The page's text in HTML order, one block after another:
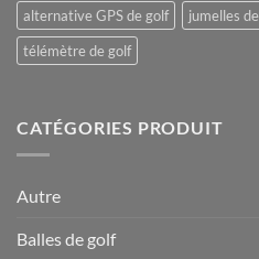
alternative GPS de golf jumelles
télémètre de golf
CATÉGORIES PRODUIT
Autre
Balles de golf